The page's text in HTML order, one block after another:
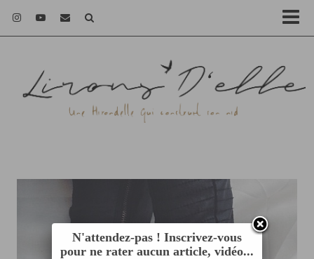
N'attendez-pas ! Inscrivez-vous
pour ne rater aucun article, vidéo...